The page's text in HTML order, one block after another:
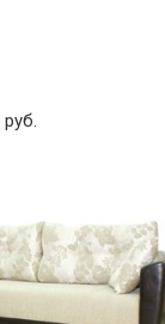
руб.